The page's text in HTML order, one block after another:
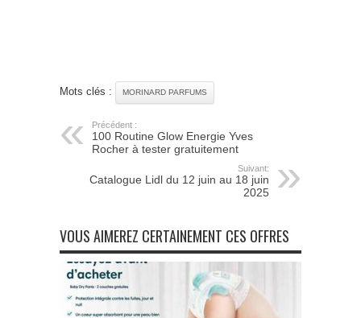
Mots clés : MORINARD PARFUMS
Précédent :
100 Routine Glow Energie Yves
Rocher à tester gratuitement
Suivant:
Catalogue Lidl du 12 juin au 18 juin
2025
VOUS AIMEREZ CERTAINEMENT CES OFFRES